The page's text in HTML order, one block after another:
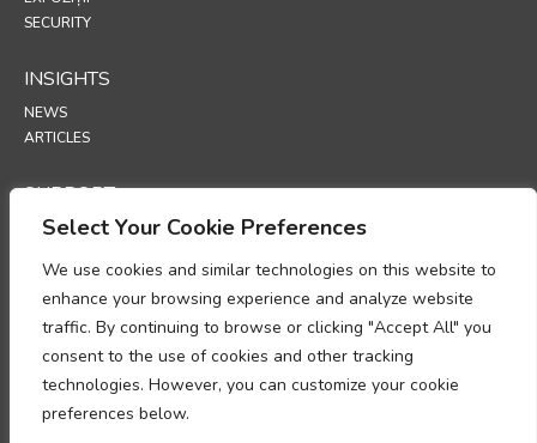
Select Your Cookie Preferences
We use cookies and similar technologies on this website to
enhance your browsing experience and analyze website
traffic. By continuing to browse or clicking "Accept All" you
consent to the use of cookies and other tracking
technologies. However, you can customize your cookie
preferences below.
SECURITY
INSIGHTS
NEWS
ARTICLES
SUPPORT
TECHNICAL PORTAL
POLICIES
POLITICA DE CONFIDENȚIALITATE
POLITICA PRIVIND COOKIE-URILE
MEMORANDUM PRIVIND CONFORMITATEA PRELUCRĂRII DATELOR CU
CARACTER PERSONAL
ACT ADENDUM PRIVIND PRELUCRAREA DATELOR